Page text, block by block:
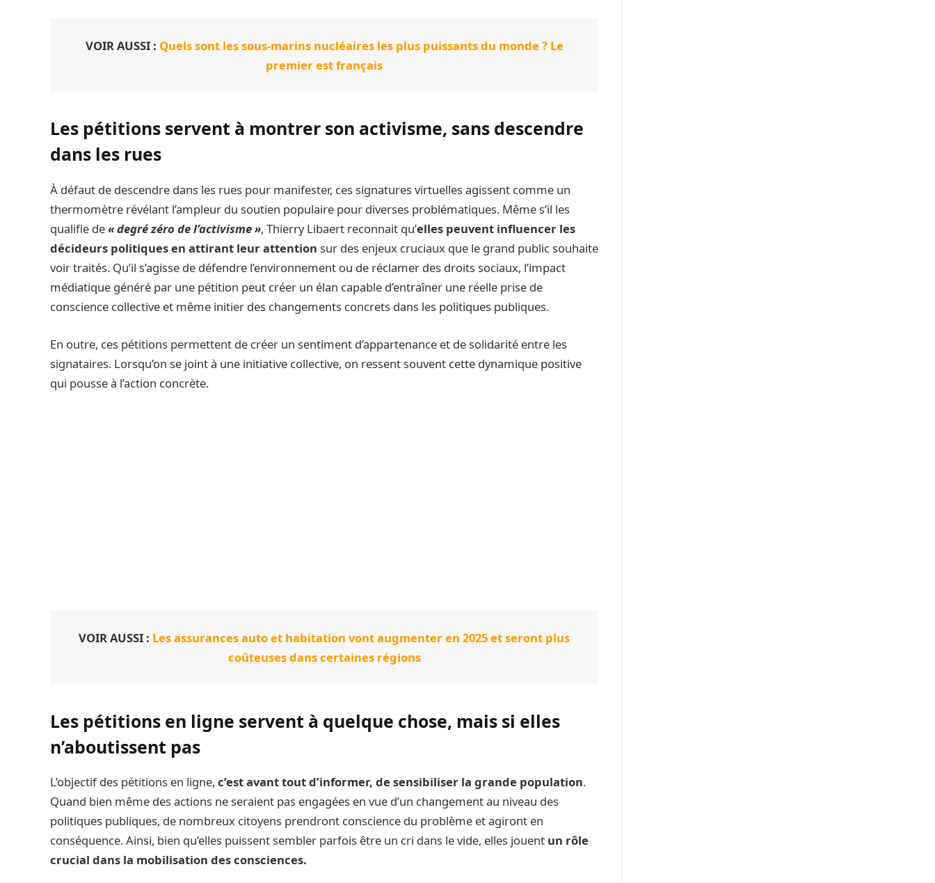
VOIR AUSSI : Quels sont les sous-marins nucléaires les plus puissants du monde ? Le
premier est français
Les pétitions servent à montrer son activisme, sans descendre
dans les rues
À défaut de descendre dans les rues pour manifester, ces signatures virtuelles agissent comme un
thermomètre révélant l’ampleur du soutien populaire pour diverses problématiques. Même s’il les
qualifie de« degré zéro de l’activisme », Thierry Libaert reconnait qu’elles peuvent influencer les
décideurs politiques en attirant leur attention sur des enjeux cruciaux que le grand public souhaite
voir traités. Qu’il s’agisse de défendre l’environnement ou de réclamer des droits sociaux, l’impact
médiatique généré par une pétition peut créer un élan capable d’entraîner une réelle prise de
conscience collective et même initier des changements concrets dans les politiques publiques.
En outre, ces pétitions permettent de créer un sentiment d’appartenance et de solidarité entre les
signataires. Lorsqu’on se joint à une initiative collective, on ressent souvent cette dynamique positive
qui pousse à l’action concrète.
VOIR AUSSI : Les assurances auto et habitation vont augmenter en 2025 et seront plus
coûteuses dans certaines régions
Les pétitions en ligne servent à quelque chose, mais si elles
n’aboutissent pas
L’objectif des pétitions en ligne, c’est avant tout d’informer, de sensibiliser la grande population.
Quand bien même des actions ne seraient pas engagées en vue d’un changement au niveau des
politiques publiques, de nombreux citoyens prendront conscience du problème et agiront en
conséquence. Ainsi, bien qu’elles puissent sembler parfois être un cri dans le vide, elles jouent un rôle
crucial dans la mobilisation des consciences.